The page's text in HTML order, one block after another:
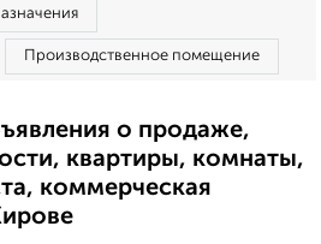
Производственное помещение
о продаже,
квартиры, комнаты,
коммерческая